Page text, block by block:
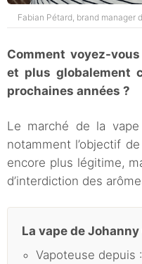
Fabian Pétard, brand manager
Comment voyez-
et plus globalement
prochaines années ?
Le marché de la
notamment l’objectif
encore plus légitime,
d’interdiction des
La vape de
Vapoteuse depuis